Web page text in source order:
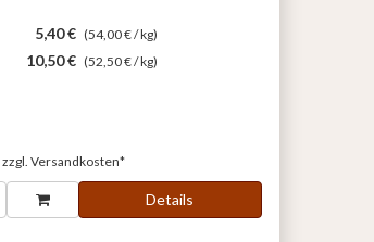
5,40 € (54,00 € / kg)
10,50 € (52,50 € / kg)
Versandkosten*
Details